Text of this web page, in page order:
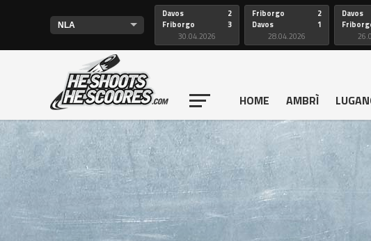
Davos
Friborgo
2
3
30.04.2026
Friborgo
Davos
2
1
28.04.2026
Davos
HOME AMBRÌ